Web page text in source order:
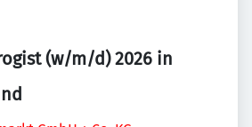
(w/m/d) 2026 in